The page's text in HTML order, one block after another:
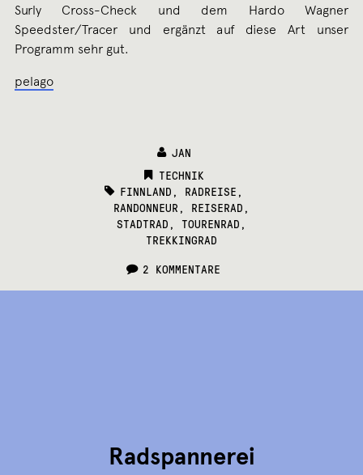
Surly Cross-Check und dem Hardo Wagner
Speedster/Tracer und ergänzt auf diese Art unser
Programm sehr gut.
pelago
JAN
CATEGORIES:
TECHNIK
TAGS:
FINNLAND , RADREISE ,
RANDONNEUR , REISERAD ,
STADTRAD , TOURENRAD ,
TREKKINGRAD
2 KOMMENTARE
Radspannerei